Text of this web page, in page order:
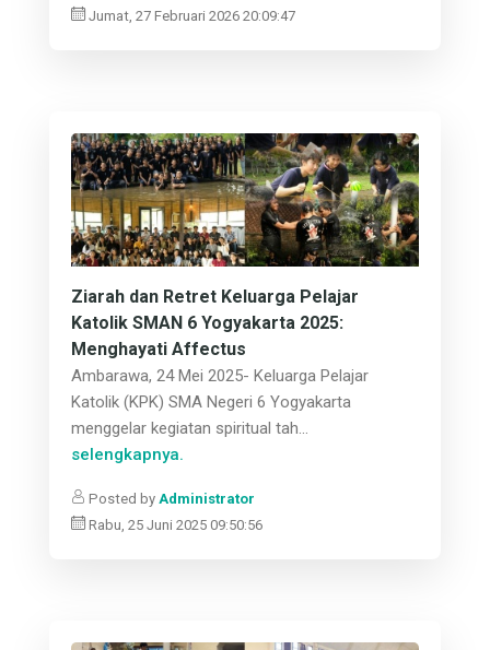
Jumat, 27 Februari 2026 20:09:47
Ziarah dan Retret Keluarga Pelajar
Katolik SMAN 6 Yogyakarta 2025:
Menghayati Affectus
Ambarawa, 24 Mei 2025- Keluarga Pelajar
Katolik (KPK) SMA Negeri 6 Yogyakarta
menggelar kegiatan spiritual tah...
selengkapnya.
Posted by Administrator
Rabu, 25 Juni 2025 09:50:56